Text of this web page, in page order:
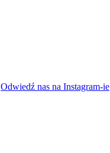
Odwiedź nas na Instagram-ie